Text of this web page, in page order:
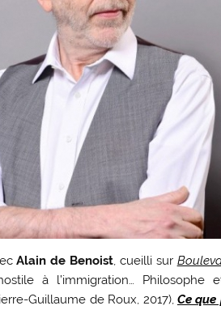
Alain de Benoist, cueilli sur
à l’immigration…
Guillaume de Roux, 2017), Ce